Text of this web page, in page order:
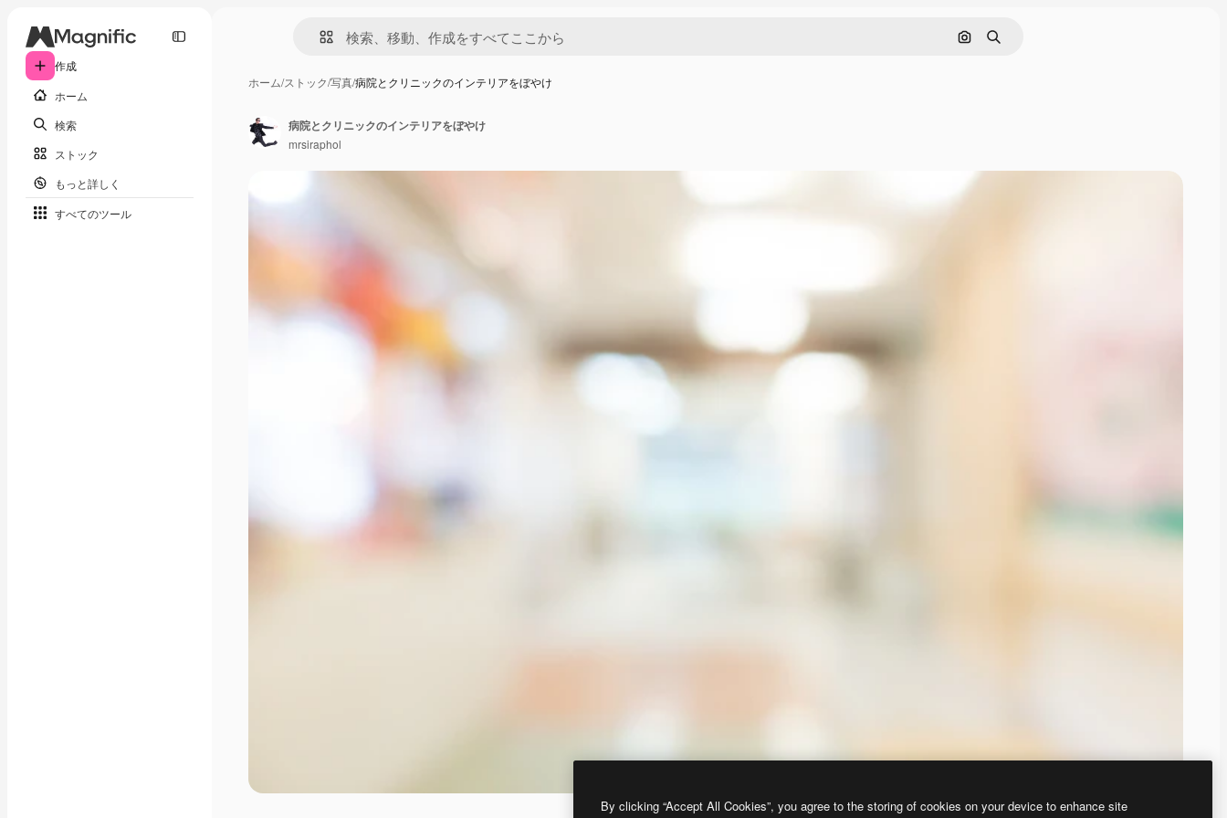
作成
ホーム
検索
ストック
もっと詳しく
すべてのツール
画像で検索
検索
ホーム/ストック/写真/病院とクリニックのインテリアをぼやけ
病院とクリニックのインテリアをぼやけ
mrsiraphol
By clicking “Accept All Cookies”, you agree to the storing of cookies on your device to enhance site